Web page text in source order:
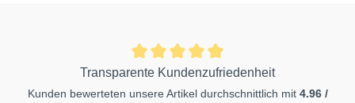
Transparente Kundenzufriedenheit
Kunden bewerteten unsere Artikel durchschnittlich mit 4.96 /